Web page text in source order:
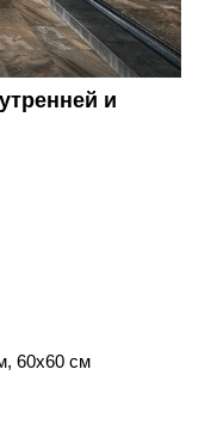
и
60х60 см